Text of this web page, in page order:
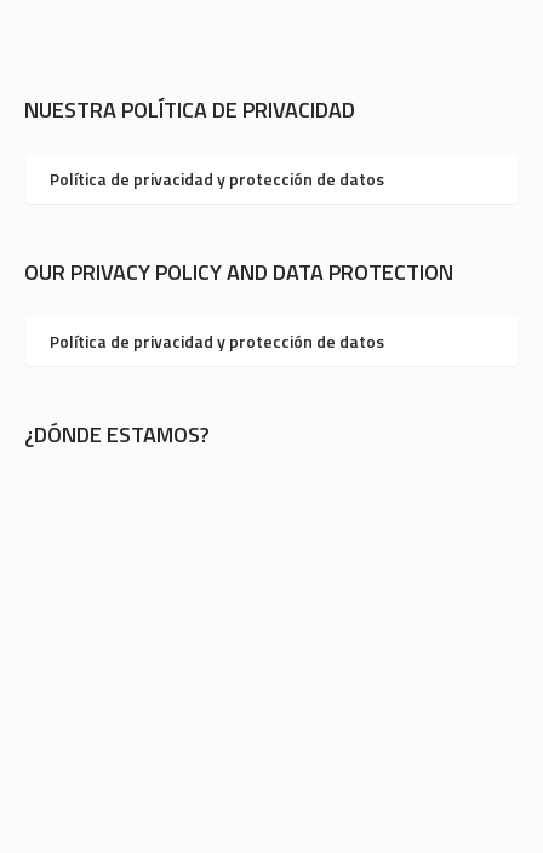
NUESTRA POLÍTICA DE PRIVACIDAD
Política de privacidad y protección de datos
OUR PRIVACY POLICY AND DATA PROTECTION
Política de privacidad y protección de datos
¿DÓNDE ESTAMOS?